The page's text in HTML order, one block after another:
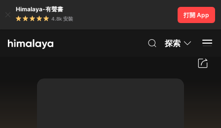
Himalaya-有聲書
4.8k 安裝
打開 App
探索